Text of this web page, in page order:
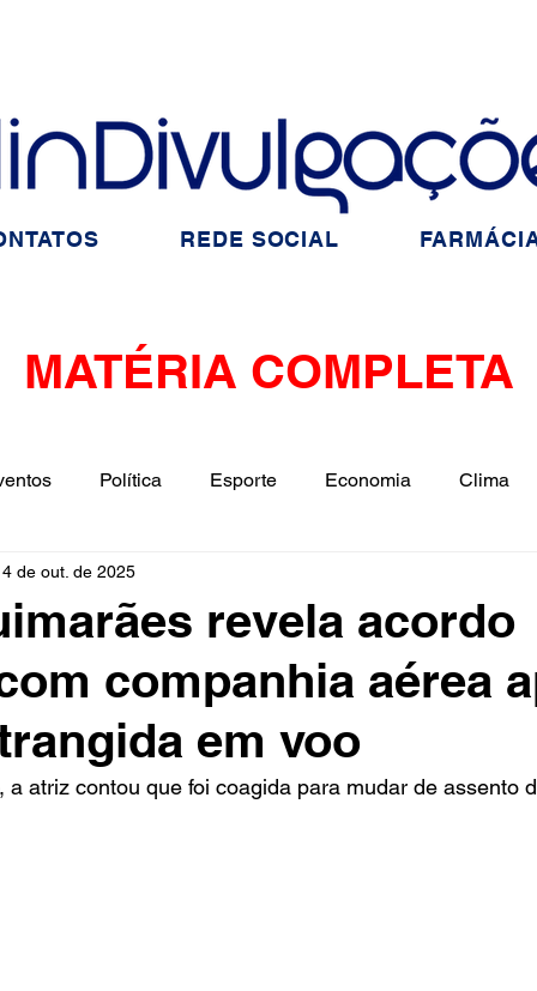
MATÉRIA COMPLETA
Política Esporte Economia Clima
Cidades
Influencer Luto Artista Seleção
Fofocas
revela acordo
companhia aérea
em voo
de out. de 2025
a atriz contou que foi coagida para mudar de assento
REDE SOCIAL